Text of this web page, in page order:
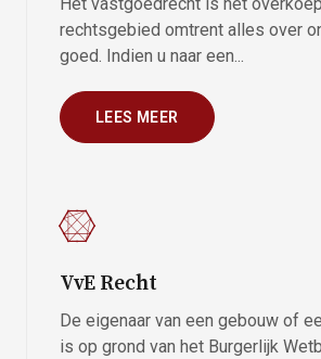
rechtsgebied omtrent alles over
goed. Indien u naar een...
LEES MEER
VvE Recht
De eigenaar van een gebouw of
is op grond van het Burgerlijk